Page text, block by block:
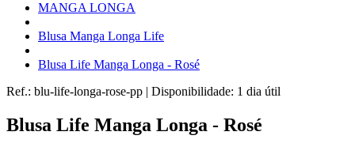
MANGA LONGA
Blusa Manga Longa Life
Blusa Life Manga Longa - Rosé
Ref.: blu-life-longa-rose-pp | Disponibilidade: 1 dia útil
Blusa Life Manga Longa - Rosé